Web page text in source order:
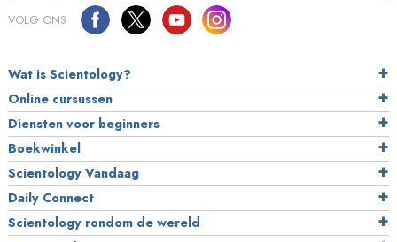
VOLG ONS
Wat is Scientology?
Online cursussen
Diensten voor beginners
Boekwinkel
Scientology Vandaag
Daily Connect
Scientology rondom de wereld